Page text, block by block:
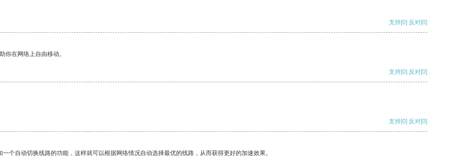
支持[0] 反对[0]
你在网络上自由移动。
支持[0] 反对[0]
支持[0] 反对[0]
个自动切换线路的功能，这样就可以根据网络情况自动选择最优的线路，从而获得更好的加速效果。